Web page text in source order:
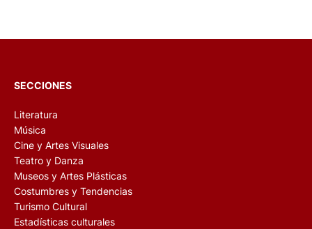
SECCIONES
Literatura
Música
Cine y Artes Visuales
Teatro y Danza
Museos y Artes Plásticas
Costumbres y Tendencias
Turismo Cultural
Estadísticas culturales